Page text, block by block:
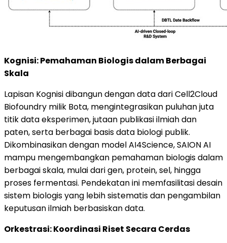
Kognisi: Pemahaman Biologis dalam Berbagai
Skala
Lapisan Kognisi dibangun dengan data dari Cell2Cloud
Biofoundry milik Bota, mengintegrasikan puluhan juta
titik data eksperimen, jutaan publikasi ilmiah dan
paten, serta berbagai basis data biologi publik.
Dikombinasikan dengan model AI4Science, SAION AI
mampu mengembangkan pemahaman biologis dalam
berbagai skala, mulai dari gen, protein, sel, hingga
proses fermentasi. Pendekatan ini memfasilitasi desain
sistem biologis yang lebih sistematis dan pengambilan
keputusan ilmiah berbasiskan data.
Orkestrasi: Koordinasi Riset Secara Cerdas